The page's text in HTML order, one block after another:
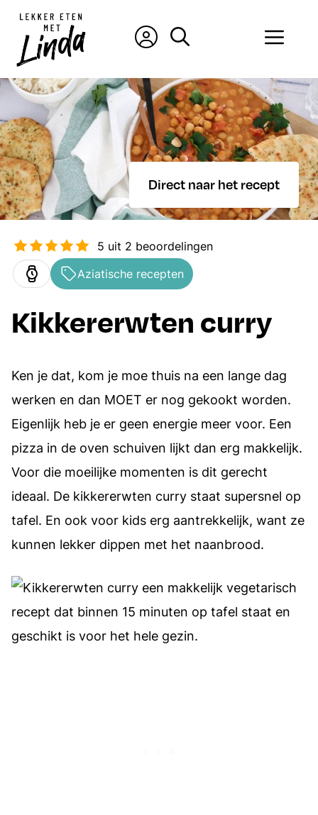
naar
inhoud
Direct naar het recept
5 uit 2 beoordelingen
Aziatische recepten
Kikkererwten curry
Ken je dat, kom je moe thuis na een lange dag
werken en dan MOET er nog gekookt worden.
Eigenlijk heb je er geen energie meer voor. Een
pizza in de oven schuiven lijkt dan erg makkelijk.
Voor die moeilijke momenten is dit gerecht
ideaal. De kikkererwten curry staat supersnel op
tafel. En ook voor kids erg aantrekkelijk, want ze
kunnen lekker dippen met het naanbrood.